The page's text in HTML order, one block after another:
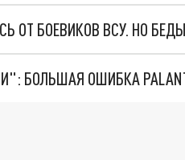
ОТ БОЕВИКОВ ВСУ. НО